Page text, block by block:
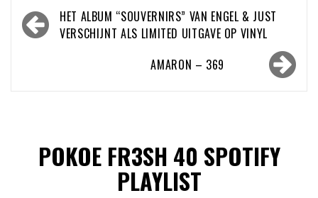
Bericht
navigatie
HET ALBUM “SOUVERNIRS” VAN ENGEL & JUST
VERSCHIJNT ALS LIMITED UITGAVE OP VINYL
AMARON – 369
POKOE FR3SH 40 SPOTIFY
PLAYLIST